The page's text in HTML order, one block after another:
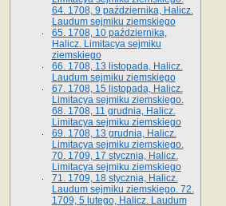
64. 1708, 9 października, Halicz.
Laudum sejmiku ziemskiego
65­. 1708, 10 października,
Halicz. Limitacya sejmiku
ziemskiego
66. 1708, 13 listopada, Halicz.
Laudum sejmiku ziemskiego
67. 1708, 15 listopada, Halicz.
Limitacya sejmiku ziemskiego.
68. 1708, 11 grudnia, Halicz.
Limitacya sejmiku ziemskiego
69. 1708, 13 grudnia, Halicz.
Limitacya sejmiku ziemskiego.
70. 1709, 17 stycznia, Halicz.
Limitacya sejmiku ziemskiego
71. 1709, 18 stycznia, Halicz.
Laudum sejmiku ziemskiego. 72.
1709, 5 lutego, Halicz. Laudum